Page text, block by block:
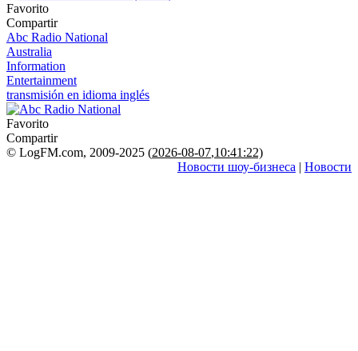
Favorito
Compartir
Abc Radio National
Australia
Information
Entertainment
transmisión en idioma inglés
Favorito
Compartir
© LogFM.com, 2009-2025 (2026-08-07,10:41:22)
Новости шоу-бизнеса | Новости